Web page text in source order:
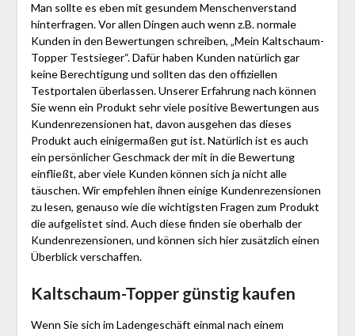
Man sollte es eben mit gesundem Menschenverstand
hinterfragen. Vor allen Dingen auch wenn z.B. normale
Kunden in den Bewertungen schreiben, „Mein Kaltschaum-
Topper Testsieger“. Dafür haben Kunden natürlich gar
keine Berechtigung und sollten das den offiziellen
Testportalen überlassen. Unserer Erfahrung nach können
Sie wenn ein Produkt sehr viele positive Bewertungen aus
Kundenrezensionen hat, davon ausgehen das dieses
Produkt auch einigermaßen gut ist. Natürlich ist es auch
ein persönlicher Geschmack der mit in die Bewertung
einfließt, aber viele Kunden können sich ja nicht alle
täuschen. Wir empfehlen ihnen einige Kundenrezensionen
zu lesen, genauso wie die wichtigsten Fragen zum Produkt
die aufgelistet sind. Auch diese finden sie oberhalb der
Kundenrezensionen, und können sich hier zusätzlich einen
Überblick verschaffen.
Kaltschaum-Topper günstig kaufen
Wenn Sie sich im Ladengeschäft einmal nach einem